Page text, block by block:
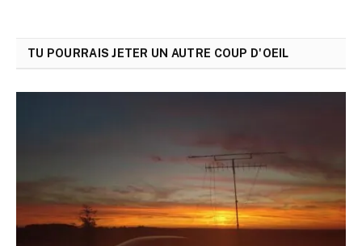
TU POURRAIS JETER UN AUTRE COUP D'OEIL